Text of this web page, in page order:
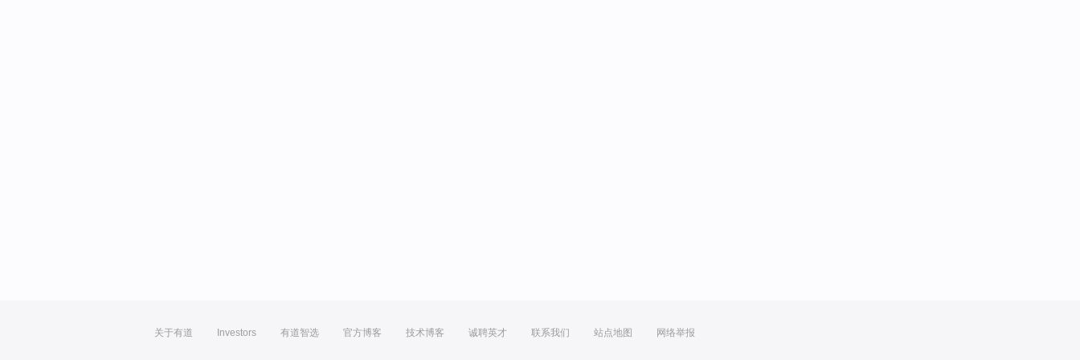
关于有道 Investors 有道智选 官方博客 技术博客 诚聘英才 联系我们 站点地图 网络举报